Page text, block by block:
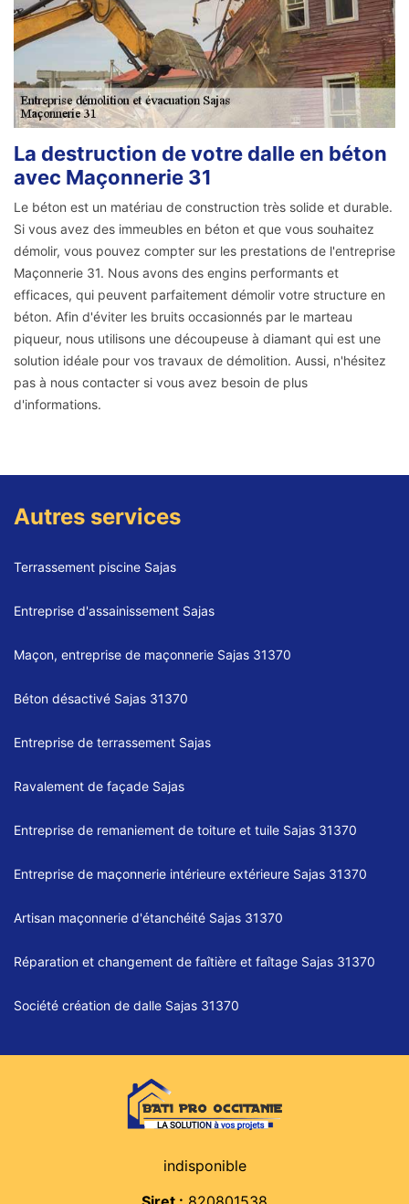
La destruction de votre dalle en béton
avec Maçonnerie 31
Le béton est un matériau de construction très solide et durable.
Si vous avez des immeubles en béton et que vous souhaitez
démolir, vous pouvez compter sur les prestations de l'entreprise
Maçonnerie 31. Nous avons des engins performants et
efficaces, qui peuvent parfaitement démolir votre structure en
béton. Afin d'éviter les bruits occasionnés par le marteau
piqueur, nous utilisons une découpeuse à diamant qui est une
solution idéale pour vos travaux de démolition. Aussi, n'hésitez
pas à nous contacter si vous avez besoin de plus
d'informations.
Autres services
Terrassement piscine Sajas
Entreprise d'assainissement Sajas
Maçon, entreprise de maçonnerie Sajas 31370
Béton désactivé Sajas 31370
Entreprise de terrassement Sajas
Ravalement de façade Sajas
Entreprise de remaniement de toiture et tuile Sajas 31370
Entreprise de maçonnerie intérieure extérieure Sajas 31370
Artisan maçonnerie d'étanchéité Sajas 31370
Réparation et changement de faîtière et faîtage Sajas 31370
Société création de dalle Sajas 31370
indisponible